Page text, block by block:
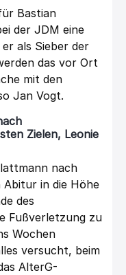
Bastian
der JDM eine
als Sieber der
das vor Ort
mit den
Jan Vogt.
Zielen, Leonie
nach
in die Höhe
des
Fußverletzung zu
Wochen
versucht, beim
AlterG-